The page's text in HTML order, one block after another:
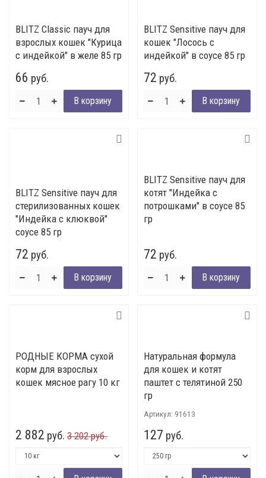
BLITZ Classic пауч для
взрослых кошек "Курица
с индейкой" в желе 85 гр
66 руб.
BLITZ Sensitive пауч для
кошек "Лосось с
индейкой" в соусе 85 гр
72 руб.
BLITZ Sensitive пауч для
стерилизованных кошек
"Индейка с клюквой"
соусе 85 гр
72 руб.
BLITZ Sensitive пауч для
котят "Индейка с
потрошками" в соусе 85
гр
72 руб.
РОДНЫЕ КОРМА сухой
корм для взрослых
кошек мясное рагу 10 кг
2 882 руб. 3 202 руб.
Натуральная формула
для кошек и котят
паштет с телятиной 250
гр
Артикул: 91613
127 руб.